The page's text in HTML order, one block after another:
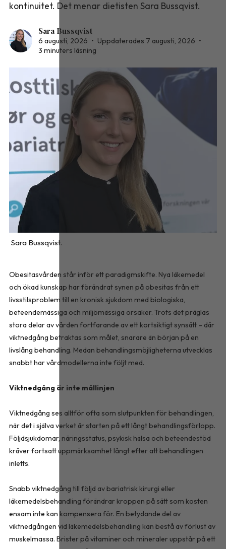
kontinuitet. Det menar dietisten Sara Bussqvist.
Sara Bussqvist
6 augusti, 2026 • Uppdaterades 7 augusti, 2026 •
3 minuters läsning
Sara Bussqvist.
Obesitasvården står inför ett paradigmskifte. Nya läkemedel
och ökad kunskap har förändrat synen på obesitas från ett
livsstilsproblem till en kronisk sjukdom med biologiska,
beteendemässiga och miljömässiga orsaker. Trots det präglas
stora delar av vården fortfarande av ett kortsiktigt synsätt – där
viktnedgång betraktas som målet, snarare än början på en
livslång behandling. Medan behandlingsmöjligheterna utvecklas
snabbt har vårdmodellerna inte följt med.
Viktnedgång är inte mållinjen
Viktnedgång ses alltför ofta som slutpunkten för behandlingen,
när det i själva verket är starten på ett långt behandlingsförlopp.
Följdsjukdomar, näringsstatus, psykisk hälsa och beteendestöd
kräver fortsatt uppmärksamhet långt efter att behandlingen
inletts.
Snabb viktnedgång till följd av bariatrisk kirurgi eller
läkemedelsbehandling förändrar kroppen på sätt som kosten
ensam inte kan kompensera för. En betydande del av
viktnedgången vid läkemedelsbehandling kan bestå av förlust av
muskelmassa. Brister på vitaminer och mineraler uppstår på ett